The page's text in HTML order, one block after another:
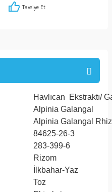
Tavsiye Et
Havlıcan Ekstraktı/
Alpinia Galangal
Alpinia Galangal
84625-26-3
283-399-6
Rizom
İlkbahar-Yaz
Toz